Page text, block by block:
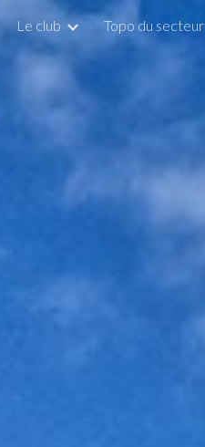
Le club Topo du secteur